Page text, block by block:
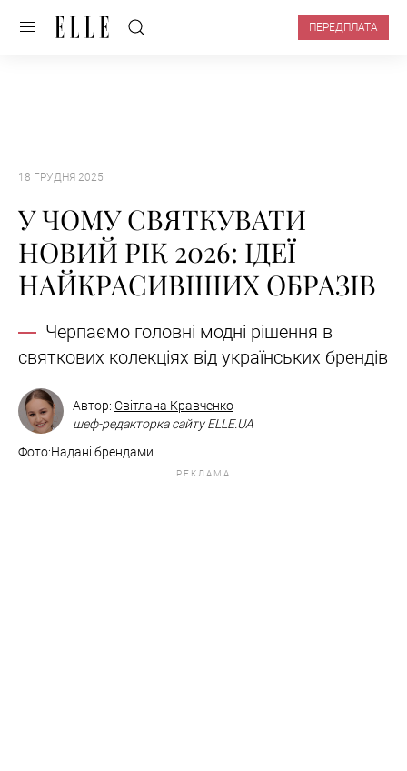
ПЕРЕДПЛАТА
18 ГРУДНЯ 2025
У ЧОМУ СВЯТКУВАТИ
НОВИЙ РІК 2026: ІДЕЇ
НАЙКРАСИВІШИХ ОБРАЗІВ
Черпаємо головні модні рішення в
святкових колекціях від українських брендів
Автор: Світлана Кравченко
шеф-редакторка сайту ELLE.UA
Фото:Надані брендами
РЕКЛАМА